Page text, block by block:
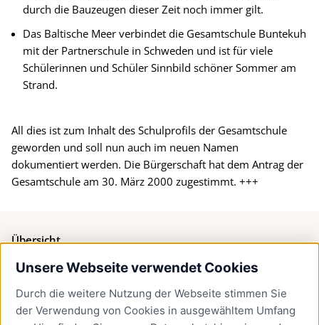
Unsere Webseite verwendet Cookies
Durch die weitere Nutzung der Webseite stimmen Sie
der Verwendung von Cookies in ausgewähltem Umfang
durch die Bauzeugen dieser Zeit noch immer gilt.
Das Baltische Meer verbindet die Gesamtschule Buntekuh
mit der Partnerschule in Schweden und ist für viele
Schülerinnen und Schüler Sinnbild schöner Sommer am
Strand.
All dies ist zum Inhalt des Schulprofils der Gesamtschule
geworden und soll nun auch im neuen Namen
dokumentiert werden. Die Bürgerschaft hat dem Antrag der
Gesamtschule am 30. März 2000 zugestimmt. +++
Übersicht
Bürgerservice
Presse
Newsletter Lübeck:kompakt